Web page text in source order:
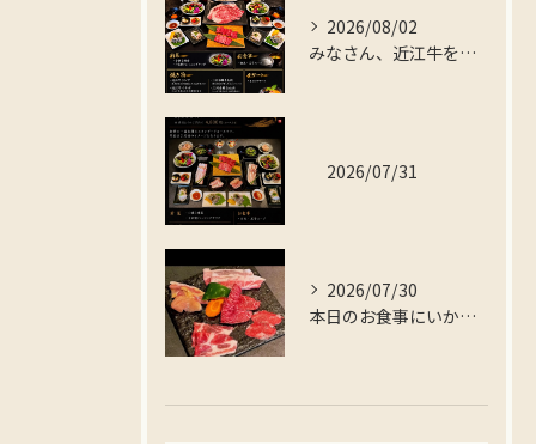
2026/08/02
みなさん、近江牛を存分に楽しんでみませんか？
2026/07/31
2026/07/30
本日のお食事にいかがですか？